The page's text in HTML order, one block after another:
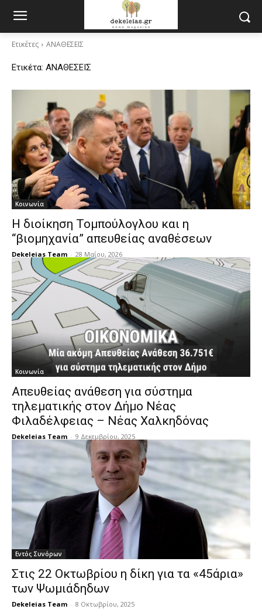
Ετικέτες ΑΝΑΘΕΣΕΙΣ
Ετικέτα: ΑΝΑΘΕΣΕΙΣ
Κοινωνία
Η διοίκηση Τομπούλογλου και η
“βιομηχανία” απευθείας αναθέσεων
Dekeleias Team - 28 Μαΐου, 2026
Κοινωνία
Απευθείας ανάθεση για σύστημα
τηλεματικής στον Δήμο Νέας
Φιλαδέλφειας – Νέας Χαλκηδόνας
Dekeleias Team - 9 Δεκεμβρίου, 2025
Εντός Συνόρων
Στις 22 Οκτωβρίου η δίκη για τα «45άρια»
των Ψωμιάδηδων
Dekeleias Team - 8 Οκτωβρίου, 2025